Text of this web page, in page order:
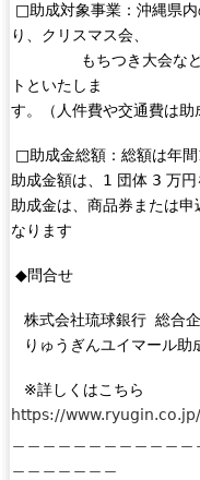
□助成対象事業：沖縄県
り、クリスマス会、
もちつき大会など子
トといたしま
す。（人件費や交通費は助
□助成金総額：総額は年間
助成金額は、1 団体 3 万円
助成金は、商品券または
なります
◆問合せ
株式会社琉球銀行 総合
りゅうぎんユイマール
※詳しくはこちら
https://